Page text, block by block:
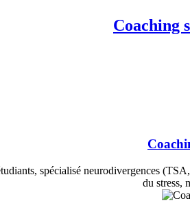
Coaching
spécialisé neurodivergences
du stress,